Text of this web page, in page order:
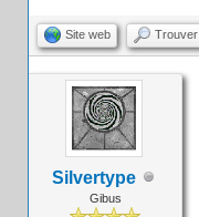
Site web Trouver
Silvertype
Gibus